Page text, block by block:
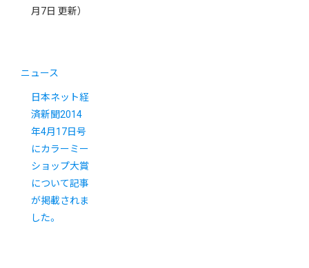
月7日 更新）
ニュース
日本ネット経
済新聞2014
年4月17日号
にカラーミー
ショップ大賞
について記事
が掲載されま
した。